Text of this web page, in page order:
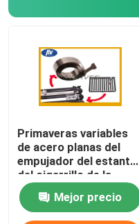
Primaveras variables
de acero planas del
empujador del estante
del cigarrillo de la
fuerza de la primavera
espiral para el
dispensador
Mejor precio